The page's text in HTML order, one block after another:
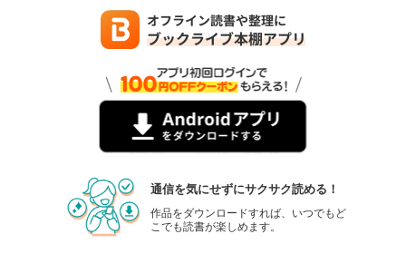
509円 (税込)
あらすじを表示する
509
円 (税込)
あらすじを表示する
通信を気にせずにサクサク読める！
作品をダウンロードすれば、いつでもど
こでも読書が楽しめます。